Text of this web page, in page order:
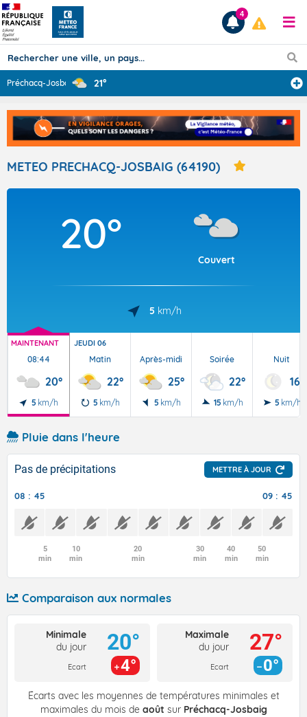
Prévisions
TOUS LES RÉSULTATS
Articles
4
Préchacq-Josbai ... 21°
METEO PRECHACQ-JOSBAIG (64190)
20°
Couvert
5 km/h
MAINTENANT
08:44
20°
5 km/h
JEUDI 06
Matin
22°
5 km/h
Après-midi
25°
5 km/h
Soirée
22°
15 km/h
Nuit
16°
5 km/h
Pluie dans l'heure
Pas de précipitations METTRE À JOUR
08 : 45 09 : 45
5
min
10
min
20
min
30
min
40
min
50
min
Comparaison aux normales
Minimale
du jour
Ecart
20°
4°
Maximale
du jour
Ecart
27°
0°
Écarts avec les moyennes de températures minimales et
maximales du mois de août sur Préchacq-Josbaig